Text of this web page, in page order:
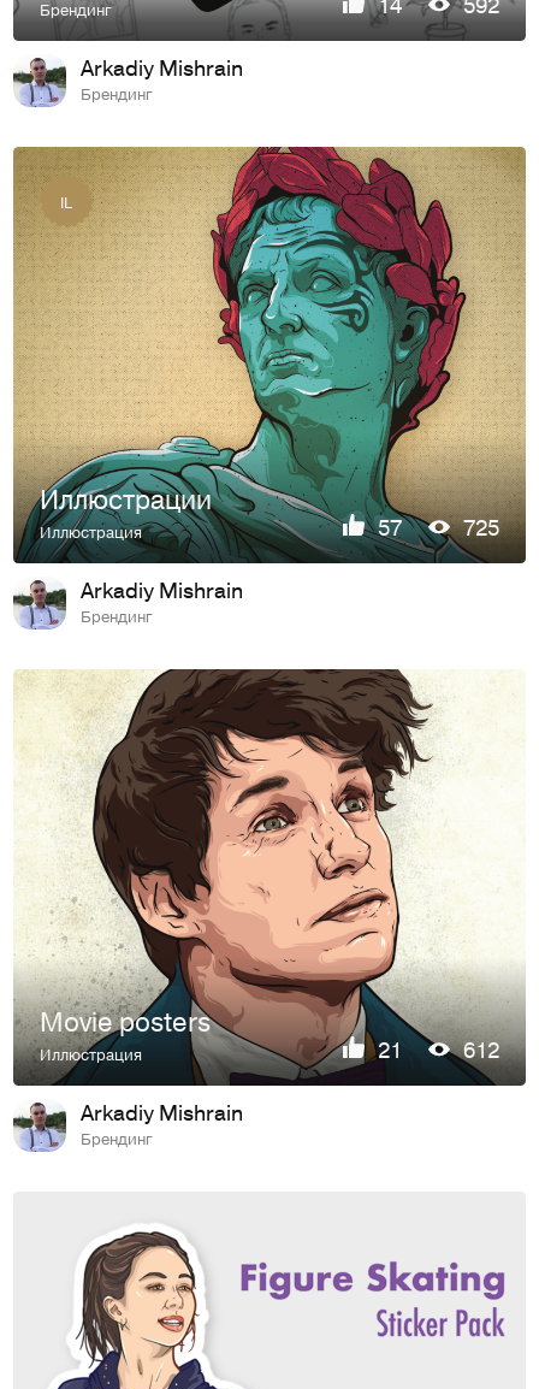
Брендинг
Arkadiy Mishrain
Брендинг
IL
Иллюстрации
Иллюстрация 57 725
Arkadiy Mishrain
Брендинг
Movie posters
Иллюстрация 21 612
Arkadiy Mishrain
Брендинг